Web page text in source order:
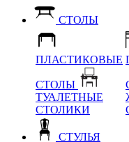
СТОЛЫ
ПЛАСТИКОВЫЕ
СТОЛЫ
ТУАЛЕТНЫЕ
СТОЛИКИ
СТУЛЬЯ